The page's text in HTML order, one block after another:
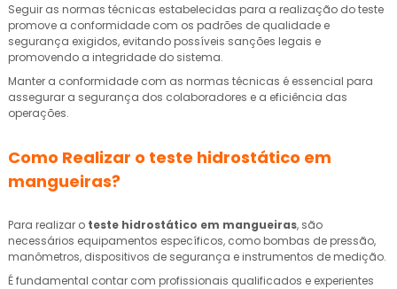
Seguir as normas técnicas estabelecidas para a realização do teste
promove a conformidade com os padrões de qualidade e
segurança exigidos, evitando possíveis sanções legais e
promovendo a integridade do sistema.
Manter a conformidade com as normas técnicas é essencial para
assegurar a segurança dos colaboradores e a eficiência das
operações.
Como Realizar o teste hidrostático em
mangueiras?
Para realizar o teste hidrostático em mangueiras, são
necessários equipamentos específicos, como bombas de pressão,
manômetros, dispositivos de segurança e instrumentos de medição.
É fundamental contar com profissionais qualificados e experientes